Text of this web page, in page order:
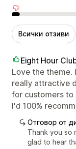
Отрицателни
Всички отзиви
Eight Hour
Love the theme.
really attractive
for customers to
I'd 100%
Отговор от
Thank you so
glad to hear